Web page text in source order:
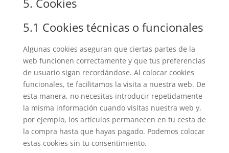
5.1 Cookies técnicas o funcionales
Algunas cookies aseguran que ciertas partes de la
web funcionen correctamente y que tus preferencias
de usuario sigan recordándose. Al colocar cookies
funcionales, te facilitamos la visita a nuestra web. De
esta manera, no necesitas introducir repetidamente
la misma información cuando visitas nuestra web y,
por ejemplo, los artículos permanecen en tu cesta de
la compra hasta que hayas pagado. Podemos colocar
estas cookies sin tu consentimiento.